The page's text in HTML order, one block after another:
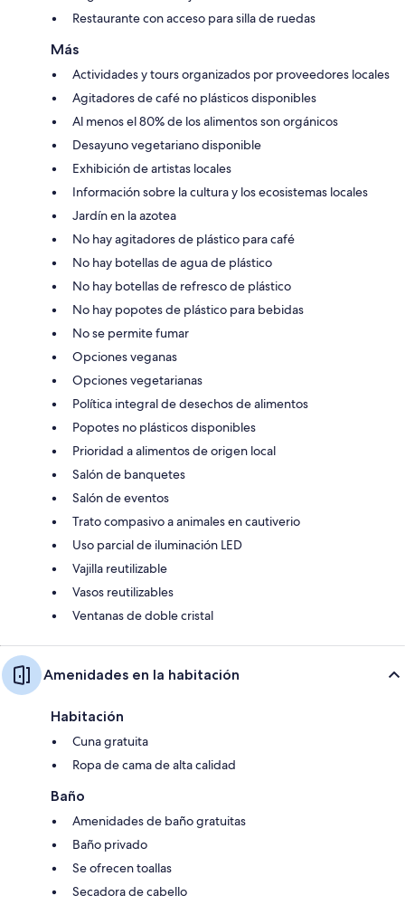
Restaurante con acceso para silla de ruedas
Más
Actividades y tours organizados por proveedores locales
Agitadores de café no plásticos disponibles
Al menos el 80% de los alimentos son orgánicos
Desayuno vegetariano disponible
Exhibición de artistas locales
Información sobre la cultura y los ecosistemas locales
Jardín en la azotea
No hay agitadores de plástico para café
No hay botellas de agua de plástico
No hay botellas de refresco de plástico
No hay popotes de plástico para bebidas
No se permite fumar
Opciones veganas
Opciones vegetarianas
Política integral de desechos de alimentos
Popotes no plásticos disponibles
Prioridad a alimentos de origen local
Salón de banquetes
Salón de eventos
Trato compasivo a animales en cautiverio
Uso parcial de iluminación LED
Vajilla reutilizable
Vasos reutilizables
Ventanas de doble cristal
Amenidades en la habitación
Habitación
Cuna gratuita
Ropa de cama de alta calidad
Baño
Amenidades de baño gratuitas
Baño privado
Se ofrecen toallas
Secadora de cabello